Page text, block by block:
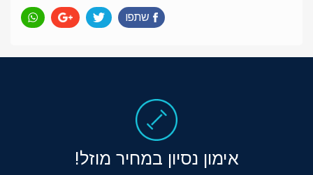
שתפו
אימון נסיון במחיר מוזל!